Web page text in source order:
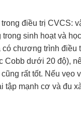
điều trị CVCS:
sinh hoạt và
chương trình điều
Cobb dưới 20 độ),
rất tốt. Nếu vẹo
tập mạnh cơ và đu